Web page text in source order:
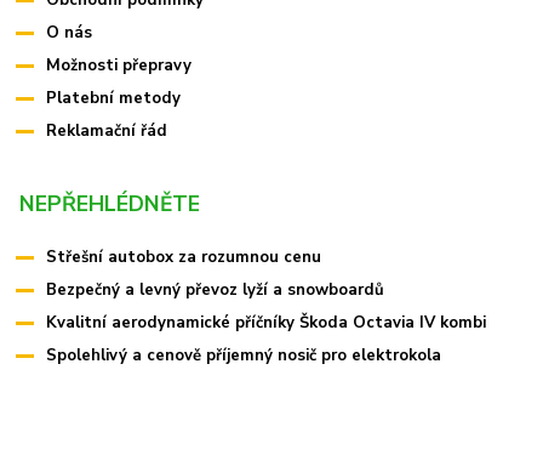
O nás
Možnosti přepravy
Platební metody
Reklamační řád
NEPŘEHLÉDNĚTE
Střešní autobox za rozumnou cenu
Bezpečný a levný převoz lyží a snowboardů
Kvalitní aerodynamické příčníky Škoda Octavia IV kombi
Spolehlivý a cenově příjemný nosič pro elektrokola